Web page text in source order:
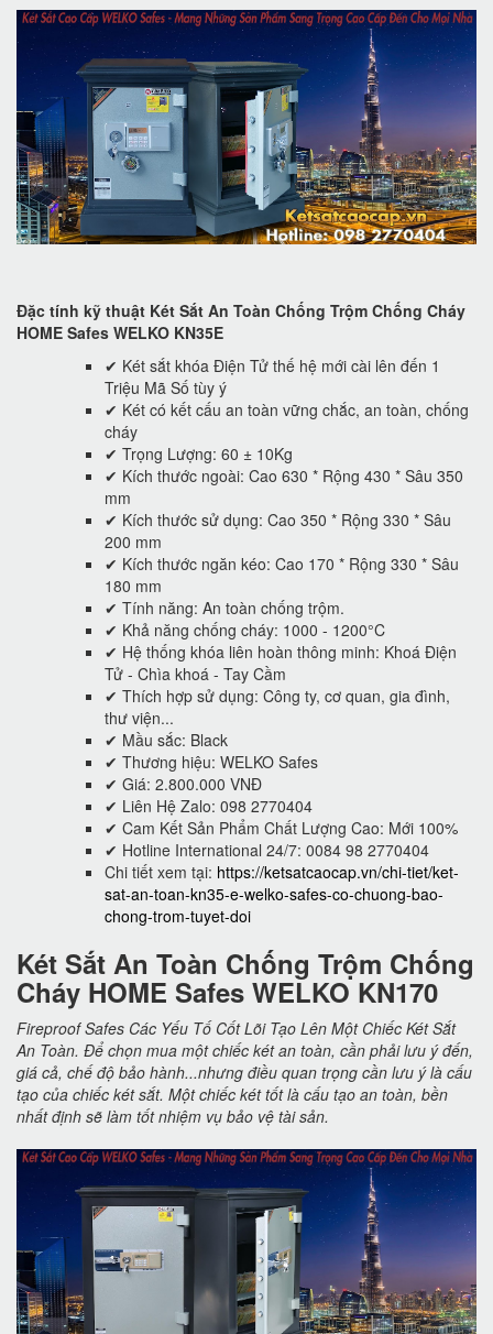
Đặc tính kỹ thuật Két Sắt An Toàn Chống Trộm Chống Cháy
HOME Safes WELKO KN35E
✔ Két sắt khóa Điện Tử thế hệ mới cài lên đến 1
Triệu Mã Số tùy ý
✔ Két có kết cấu an toàn vững chắc, an toàn, chống
cháy
✔ Trọng Lượng: 60 ± 10Kg
✔ Kích thước ngoài: Cao 630 * Rộng 430 * Sâu 350
mm
✔ Kích thước sử dụng: Cao 350 * Rộng 330 * Sâu
200 mm
✔ Kích thước ngăn kéo: Cao 170 * Rộng 330 * Sâu
180 mm
✔ Tính năng: An toàn chống trộm.
✔ Khả năng chống cháy: 1000 - 1200°C
✔ Hệ thống khóa liên hoàn thông minh: Khoá Điện
Tử - Chìa khoá - Tay Cầm
✔ Thích hợp sử dụng: Công ty, cơ quan, gia đình,
thư viện...
✔ Mầu sắc: Black
✔ Thương hiệu: WELKO Safes
✔ Giá: 2.800.000 VNĐ
✔ Liên Hệ Zalo: 098 2770404
✔ Cam Kết Sản Phẩm Chất Lượng Cao: Mới 100%
✔ Hotline International 24/7: 0084 98 2770404
Chi tiết xem tại: https://ketsatcaocap.vn/chi-tiet/ket-
sat-an-toan-kn35-e-welko-safes-co-chuong-bao-
chong-trom-tuyet-doi
Két Sắt An Toàn Chống Trộm Chống
Cháy HOME Safes WELKO KN170
Fireproof Safes Các Yếu Tố Cốt Lõi Tạo Lên Một Chiếc Két Sắt
An Toàn. Để chọn mua một chiếc két an toàn, cần phải lưu ý đến,
giá cả, chế độ bảo hành...nhưng điều quan trọng cần lưu ý là cấu
tạo của chiếc két sắt. Một chiếc két tốt là cấu tạo an toàn, bền
nhất định sẽ làm tốt nhiệm vụ bảo vệ tài sản.